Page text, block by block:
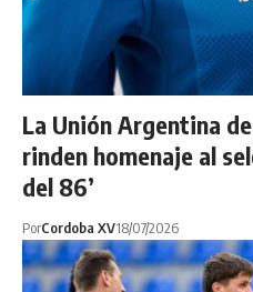
La Unión Argentina
rinden homenaje al
del 86’
PorCordoba XV18/07/2026